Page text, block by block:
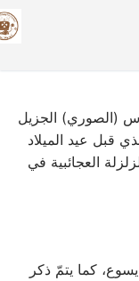
Skip
to
(الصوري) الجزيل
قبل عيد الميلاد
سيدة الزلزلة العجائبية في
كما يتمّ ذكر